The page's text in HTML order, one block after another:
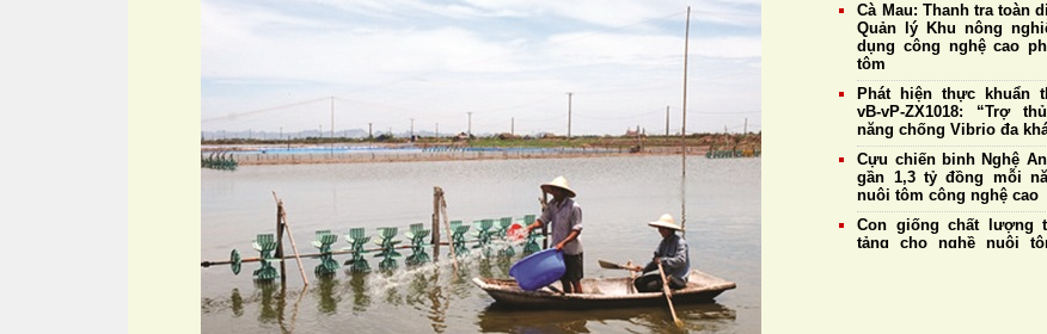
Cà Mau: Thanh tra toàn
Quản lý Khu nông
dụng công nghệ cao
tôm
Phát hiện thực khuẩn
vB-vP-ZX1018: “Trợ
năng chống Vibrio đa
Cựu chiến binh Nghệ
gần 1,3 tỷ đồng mỗi
nuôi tôm công nghệ cao
Con giống chất lượng
tảng cho nghề nuôi